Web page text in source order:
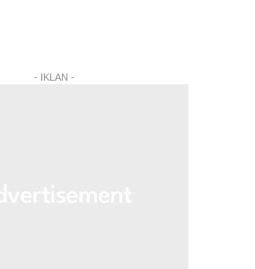
- IKLAN -